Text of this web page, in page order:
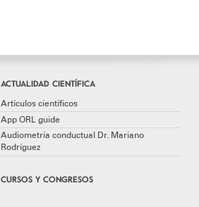
ACTUALIDAD CIENTÍFICA
Artículos científicos
App ORL guide
Audiometría conductual Dr. Mariano
Rodríguez
CURSOS Y CONGRESOS